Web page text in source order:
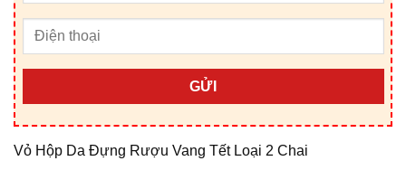
GỬI
Vỏ Hộp Da Đựng Rượu Vang Tết Loại 2 Chai